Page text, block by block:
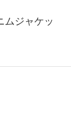
ムジャケッ